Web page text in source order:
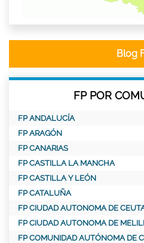
Blog
FP POR
FP ANDALUCÍA
FP ARAGÓN
FP CANARIAS
FP CASTILLA LA MANCHA
FP CASTILLA Y LEÓN
FP CATALUÑA
FP CIUDAD AUTONOMA DE
FP CIUDAD AUTONOMA DE
FP COMUNIDAD AUTÓNOMA DE